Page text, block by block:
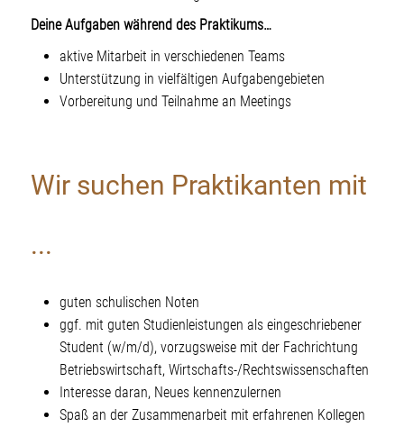
Deine Aufgaben während des Praktikums…
aktive Mitarbeit in verschiedenen Teams
Unterstützung in vielfältigen Aufgabengebieten
Vorbereitung und Teilnahme an Meetings
Wir suchen Praktikanten mit
...
guten schulischen Noten
ggf. mit guten Studienleistungen als eingeschriebener
Student (w/m/d), vorzugsweise mit der Fachrichtung
Betriebswirtschaft, Wirtschafts-/Rechtswissenschaften
Interesse daran, Neues kennenzulernen
Spaß an der Zusammenarbeit mit erfahrenen Kollegen